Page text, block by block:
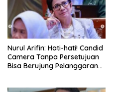
Nurul Arifin: Hati-hati! Candid
Camera Tanpa Persetujuan
Bisa Berujung Pelanggaran